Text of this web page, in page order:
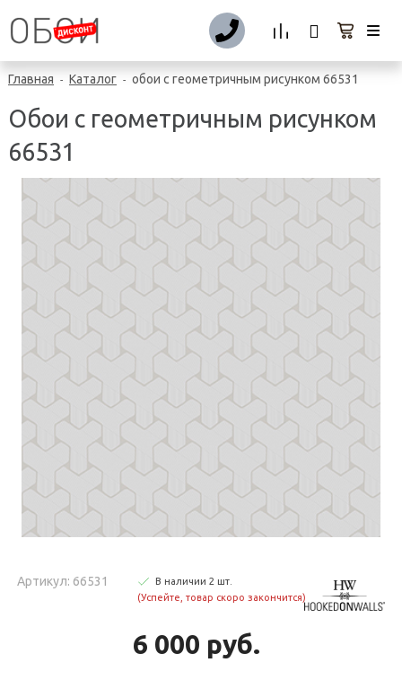
Главная - Каталог - обои с геометричным рисунком 66531
Обои с геометричным рисунком
66531
Артикул: 66531 В наличии 2 шт
(Успейте, товар скоро закончится)
6 000 руб.